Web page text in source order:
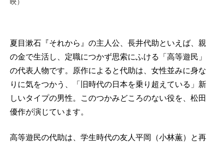
夏目漱石『それから』の主人公、長井代助といえば、親
の金で生活し、定職につかず思索にふける「高等遊民」
の代表人物です。原作によると代助は、女性並みに身な
りに気をつかう、「旧時代の日本を乗り超えている」新
しいタイプの男性。このつかみどころのない役を、松田
優作が演じています。
高等遊民の代助は、学生時代の友人平岡（小林薫）と再